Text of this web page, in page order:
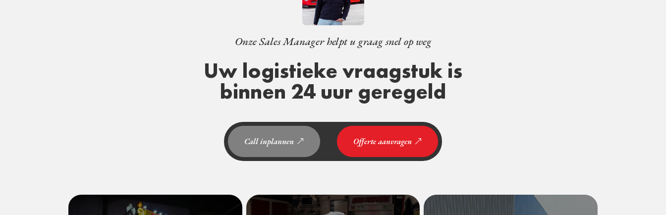
Onze Sales Manager helpt u graag snel op weg
Uw logistieke vraagstuk is
binnen 24 uur geregeld
Call inplannen Offerte aanvragen